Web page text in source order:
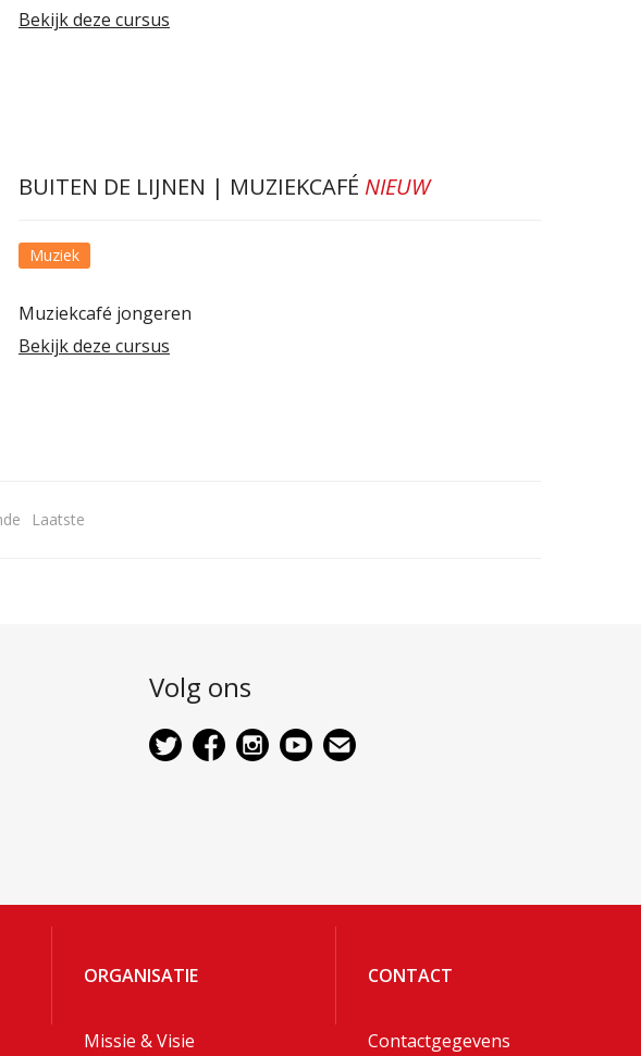
Bekijk deze cursus
BUITEN DE LIJNEN | MUZIEKCAFÉ NIEUW
Muziek
Muziekcafé jongeren
Bekijk deze cursus
Laatste
Volg ons
ORGANISATIE
Missie & Visie
CONTACT
Contactgegevens